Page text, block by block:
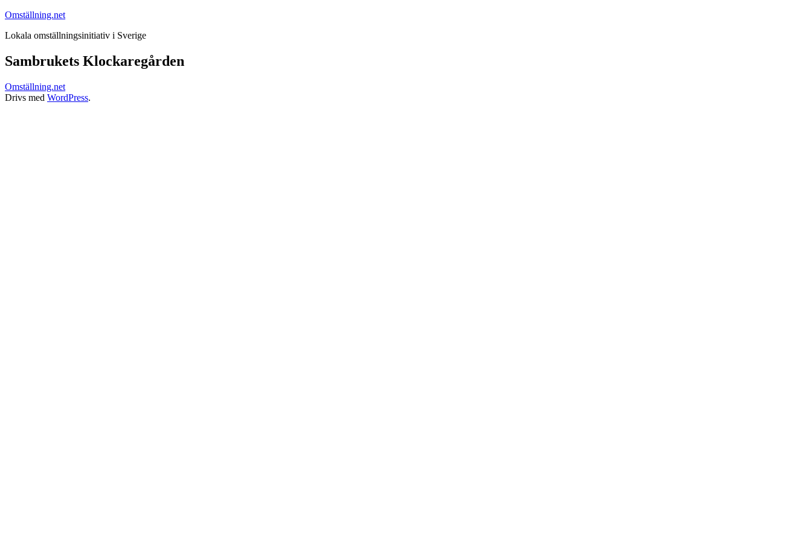
Hoppa
innehåll
Omställning.net
Lokala omställningsinitiativ i Sverige
Sambrukets Klockaregården
Omställning.net
Drivs med WordPress.